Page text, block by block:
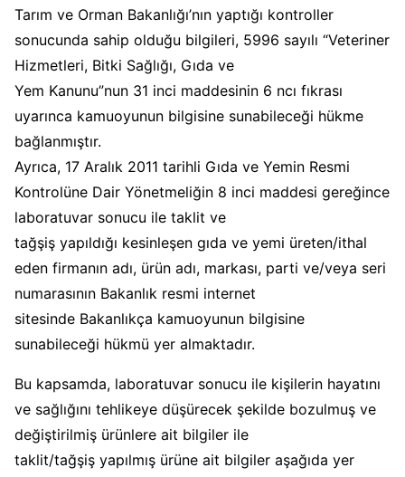
Tarım ve Orman Bakanlığı’nın yaptığı kontroller
sonucunda sahip olduğu bilgileri, 5996 sayılı “Veteriner
Hizmetleri, Bitki Sağlığı, Gıda ve
Yem Kanunu”nun 31 inci maddesinin 6 ncı fıkrası
uyarınca kamuoyunun bilgisine sunabileceği hükme
bağlanmıştır.
Ayrıca, 17 Aralık 2011 tarihli Gıda ve Yemin Resmi
Kontrolüne Dair Yönetmeliğin 8 inci maddesi gereğince
laboratuvar sonucu ile taklit ve
tağşiş yapıldığı kesinleşen gıda ve yemi üreten/ithal
eden firmanın adı, ürün adı, markası, parti ve/veya seri
numarasının Bakanlık resmi internet
sitesinde Bakanlıkça kamuoyunun bilgisine
sunabileceği hükmü yer almaktadır.
Bu kapsamda, laboratuvar sonucu ile kişilerin hayatını
ve sağlığını tehlikeye düşürecek şekilde bozulmuş ve
değiştirilmiş ürünlere ait bilgiler ile
taklit/tağşiş yapılmış ürüne ait bilgiler aşağıda yer